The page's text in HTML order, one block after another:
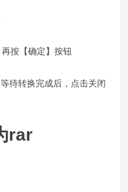
按【确定】按钮
待转换完成后，点击关闭
rar